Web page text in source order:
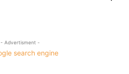
- Advertisment -